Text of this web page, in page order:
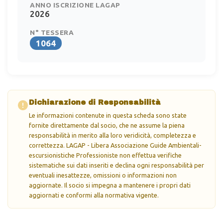
ANNO ISCRIZIONE LAGAP
2026
N° TESSERA
1064
Dichiarazione di Responsabilità
Le informazioni contenute in questa scheda sono state
fornite direttamente dal socio, che ne assume la piena
responsabilità in merito alla loro veridicità, completezza e
correttezza. LAGAP - Libera Associazione Guide Ambientali-
escursionistiche Professioniste non effettua verifiche
sistematiche sui dati inseriti e declina ogni responsabilità per
eventuali inesattezze, omissioni o informazioni non
aggiornate. Il socio si impegna a mantenere i propri dati
aggiornati e conformi alla normativa vigente.